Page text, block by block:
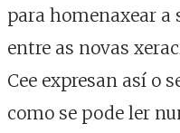
para homenaxear
entre as novas
Cee expresan así o
como se pode ler